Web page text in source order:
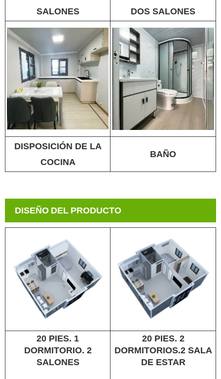
SALONES
DOS SALONES
DISPOSICIÓN DE LA
COCINA
BAÑO
DISEÑO DEL PRODUCTO
20 PIES. 1
DORMITORIO. 2
SALONES
20 PIES. 2
DORMITORIOS.2 SALA
DE ESTAR